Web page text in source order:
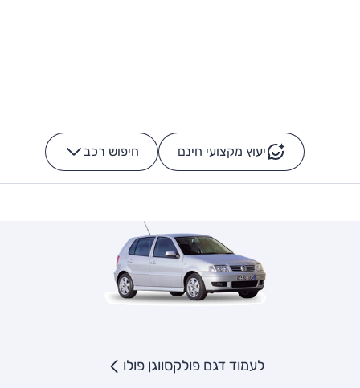
יעוץ מקצועי חינם חיפוש רכב -
לעמוד דגם פולקסווגן פולו